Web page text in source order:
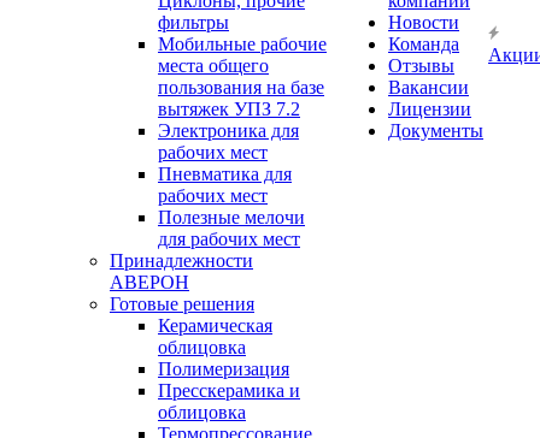
фильтры
Мобильные рабочие
места общего
пользования на базе
вытяжек УПЗ 7.2
Электроника для
рабочих мест
Пневматика для
рабочих мест
Полезные мелочи
для рабочих мест
Принадлежности
АВЕРОН
Готовые решения
Керамическая
облицовка
Полимеризация
Пресскерамика и
облицовка
Термопрессование
Новости
Команда
Отзывы
Вакансии
Лицензии
Документы